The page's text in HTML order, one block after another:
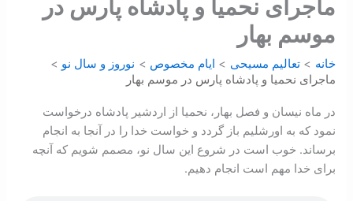
ماجرای نحميا و پادشاه پارس در
موسم بهار
خانه تعالیم مسیحی ايام مخصوص
نوروز و سال نو
ماجرای نحميا و پادشاه پارس در موسم بهار
در ماه نيسان و فصل بهار، نحميا از اردشير پادشاه درخواست
نمود که به اورشليم باز گردد و خواست خدا را در آنجا به انجام
برساند. خوب است در شروع اين سال نو، مصمم شويم که آنچه
برای خدا مهم است انجام دهيم.